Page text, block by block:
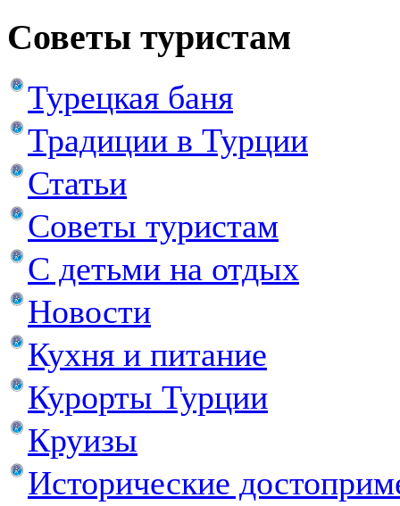
Советы туристам
Турецкая баня
Традиции в Турции
Статьи
Советы туристам
С детьми на отдых
Новости
Кухня и питание
Курорты Турции
Круизы
Исторические